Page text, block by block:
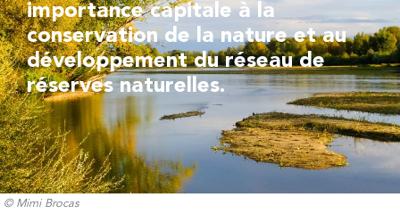
importance capitale à la
conservation de la nature et au
développement du réseau de
réserves naturelles.
© Mimi Brocas